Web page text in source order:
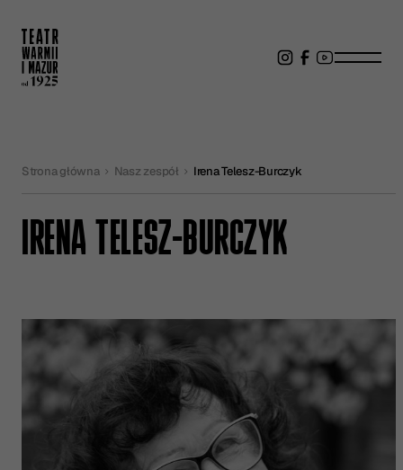
Strona główna Nasz zespół Irena Telesz-Burczyk
IRENA TELESZ-BURCZYK
IRENA TELESZ-BURCZYK -